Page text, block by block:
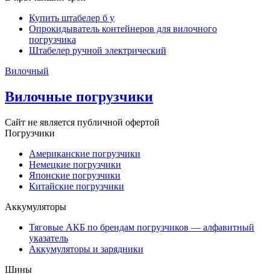
Купить штабелер б у
Опрокидыватель контейнеров для вилочного
погрузчика
Штабелер ручной электрический
Вилочный
Вилочные погрузчики
Сайт не является публичной офертой
Погрузчики
Американские погрузчики
Немецкие погрузчики
Японские погрузчики
Китайские погрузчики
Аккумуляторы
Тяговые АКБ по брендам погрузчиков — алфавитный
указатель
Аккумуляторы и зарядники
Шины